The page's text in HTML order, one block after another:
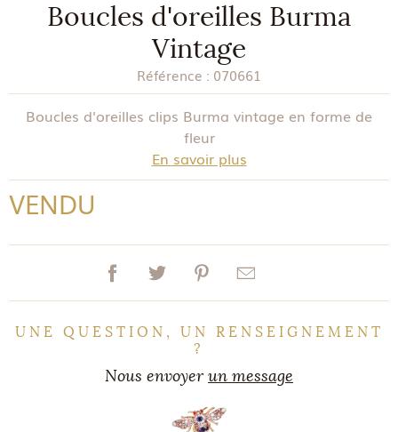
Boucles d'oreilles Burma
Vintage
Référence : 070661
Boucles d'oreilles clips Burma vintage en forme de
fleur
En savoir plus
VENDU
UNE QUESTION, UN RENSEIGNEMENT
?
Nous envoyerun message